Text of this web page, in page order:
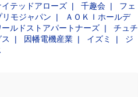
イテッドアローズ 千趣会
フェ
リモジャパン
ＡＯＫＩホールデ
ールドストアパートナーズ
チュチ
因幡電機産業 イズミ
ジ